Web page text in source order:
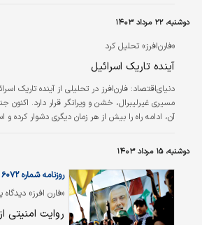
دست کشیدن از جنگ خود در اوکراین نشان نمی‌دهد. در
انتقام از اسرائیل برای ترور اسماعیل هنیه کرده،
اسرائیل افزایش داده و حوثی‌‌ها به حمله و گاهی غرق…
دوشنبه، ۲۲ مرداد ۱۴۰۳
«فارن‌افرز» تحلیل کرد
آینده تاریک اسرائیل
دنیای‌اقتصاد: فارن‌افرز در تحلیلی از آینده تاریک
مسیری غیرلیبرال، خشن و ویرانگر قرار دارد.
آن، ادامه راه را بیش از هر زمان دیگری دشوار کرده
بلکه با شهروندان خود، اقتدارگرا شده و ممکن
را از دست بدهد و تبدیل به یک منزوی منحوس شود.
دوشنبه، ۱۵ مرداد ۱۴۰۳
«فارن‌ افرز» دیدگاه
روزنامه شماره ۶۰۷۲
روایت امنیتی